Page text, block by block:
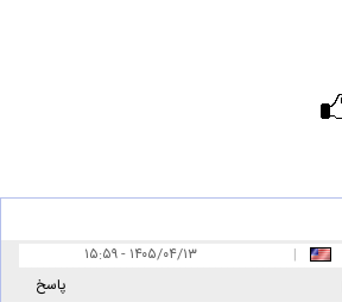
| ۱۵:۵۹ - ۱۴۰۵/۰۴/۱۳
پاسخ